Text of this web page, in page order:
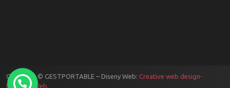
Copyright © GESTPORTABLE – Diseny Web: Creative web design-
ByStudioWeb.